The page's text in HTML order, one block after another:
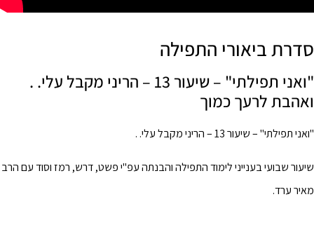
סדרת ביאורי התפילה
"ואני תפילתי" – שיעור 13 – הריני מקבל עלי. .
ואהבת לרעך כמוך
"ואני תפילתי" – שיעור 13 – הריני מקבל עלי. .
שיעור שבועי בענייני לימוד התפילה והבנתה עפ"י פשט, דרש, רמז וסוד עם הרב
מאיר ערד.